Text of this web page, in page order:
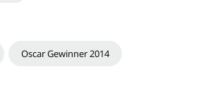
Oscar Gewinner 2014